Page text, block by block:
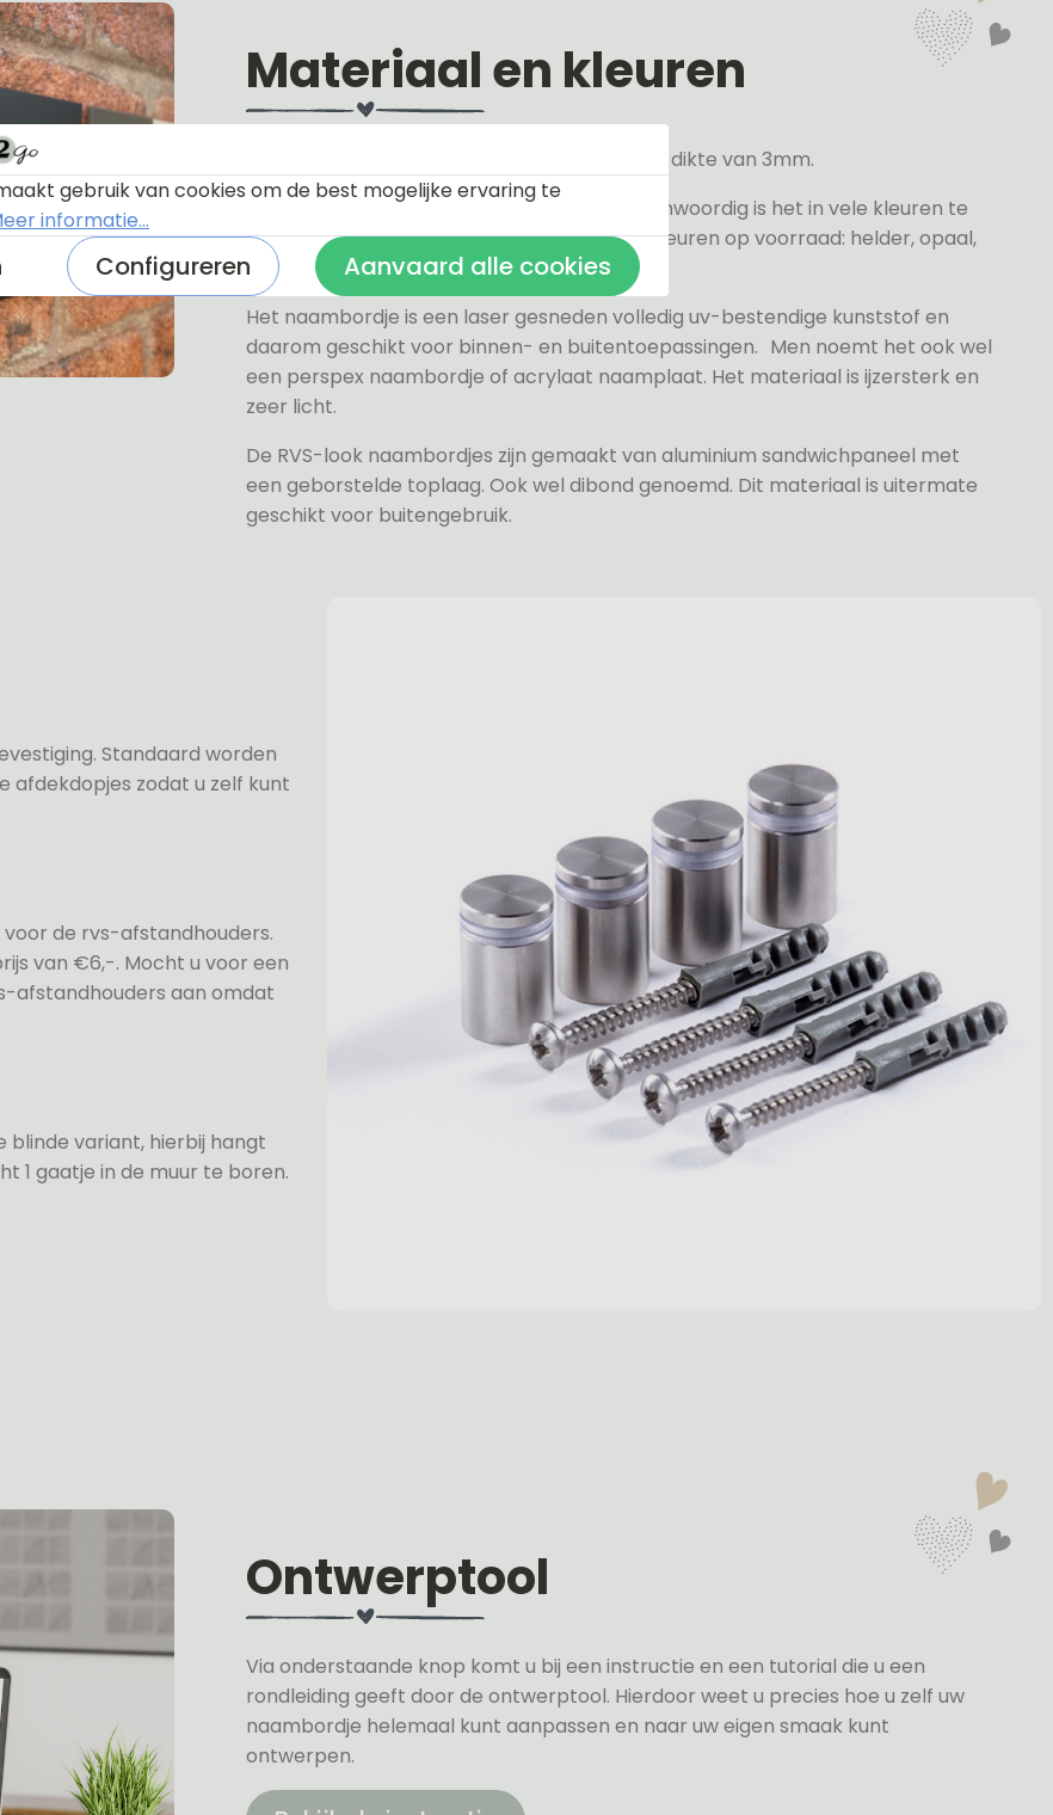
Materiaal en kleuren
Alle naambordjes die wij leveren hebben een dikte van 3mm.
Het plexiglas is van nature helder maar tegenwoordig is het in vele kleuren te
verkrijgen, hiervan hebben wij de volgende kleuren op voorraad: helder, opaal,
wit, grijs, zwart en mat zwart.
Het naambordje is een laser gesneden volledig uv-bestendige kunststof en
daarom geschikt voor binnen- en buitentoepassingen. Men noemt het ook wel
een perspex naambordje of acrylaat naamplaat. Het materiaal is ijzersterk en
zeer licht.
De RVS-look naambordjes zijn gemaakt van aluminium sandwichpaneel met
een geborstelde toplaag. Ook wel dibond genoemd. Dit materiaal is uitermate
geschikt voor buitengebruik.
Standaard worden
zodat u zelf kunt
de rvs-afstandhouders.
van €6,-. Mocht u voor een
afstandhouders aan omdat
blinde variant, hierbij hangt
1 gaatje in de muur te boren.
Ontwerptool
Via onderstaande knop komt u bij een instructie en een tutorial die u een
rondleiding geeft door de ontwerptool. Hierdoor weet u precies hoe u zelf uw
naambordje helemaal kunt aanpassen en naar uw eigen smaak kunt
ontwerpen.
gebruik van cookies om de best mogelijke ervaring te
informatie...
Configureren Aanvaard alle cookies